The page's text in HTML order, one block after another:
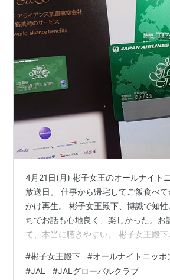
4月21日(月) 彬子女王のオールナイト
放送日。 仕事から帰宅してご飯食べ
かけ再生。 彬子女王殿下、博識で知
ちでお話も心地良く、楽しかった。お
て、本当に聴きやすい。 彬子女王殿下
つ、あっという間の2時間。1年に1回
で、また機会があればぜひ出演してい
#彬子女王殿下 #オールナイトニッポ
#JAL #JALグローバルクラブ